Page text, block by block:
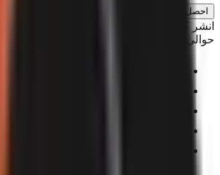
احصل على Business
انشر كل يوم
حوالي 50 فيديو شهرياً
قوالب جاهزة يمكنك إنشاؤها بنقرة